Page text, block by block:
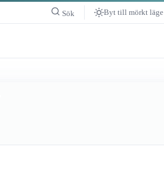
Sök Byt till mörkt läge